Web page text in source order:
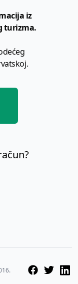
iz
turizma.